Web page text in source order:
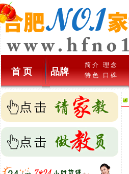
首 页 品牌
简 介
理 念
特 色
口 碑